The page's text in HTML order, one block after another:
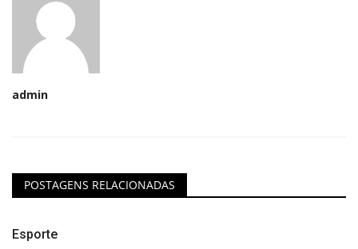
admin
POSTAGENS RELACIONADAS
Esporte